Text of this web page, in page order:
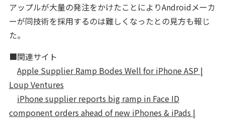
アップルが大量の発注をかけたことによりAndroidメーカ
ーが同技術を採用するのは難しくなったとの見方も報じ
た。
■関連サイト
Apple Supplier Ramp Bodes Well for iPhone ASP |
Loup Ventures
iPhone supplier reports big ramp in Face ID
component orders ahead of new iPhones & iPads |